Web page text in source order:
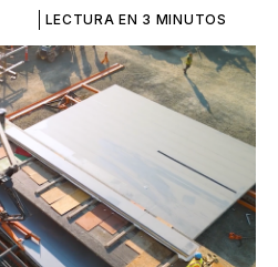
LECTURA EN 3 MINUTOS